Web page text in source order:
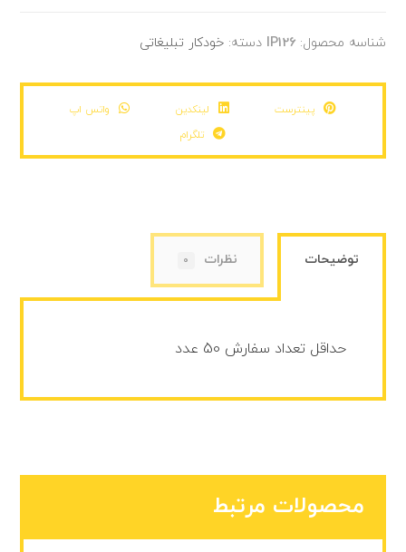
شناسه محصول:IP126 دسته:خودکار تبلیغاتی
پینترست لینکدین
واتس اپ
تلگرام
توضیحات نظرات 0
حداقل تعداد سفارش 50 عدد
محصولات مرتبط